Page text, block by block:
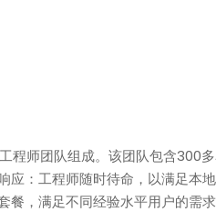
程师团队组成。该团队包含300
：工程师随时待命，以满足本
餐，满足不同经验水平用户的